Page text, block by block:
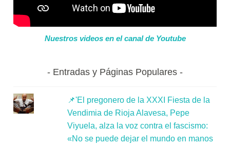
Nuestros videos en el canal de Youtube
Entradas y Páginas Populares
📌'El pregonero de la XXXI Fiesta de la
Vendimia de Rioja Alavesa, Pepe
Viyuela, alza la voz contra el fascismo:
«No se puede dejar el mundo en manos